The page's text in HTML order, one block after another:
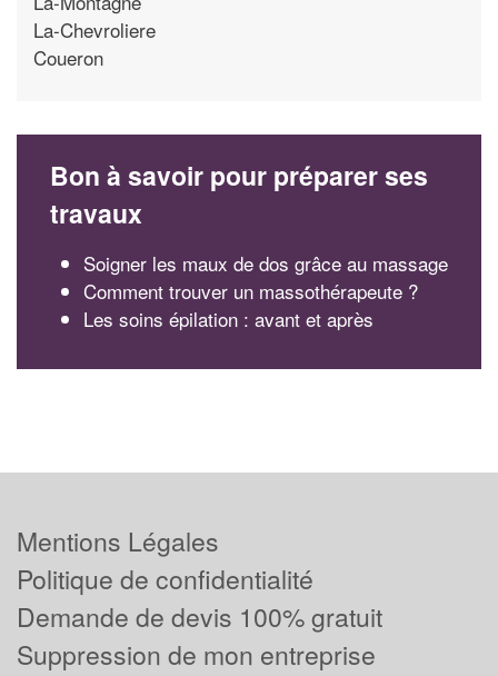
La-Chevroliere
Coueron
Bon à savoir pour préparer ses
travaux
Soigner les maux de dos grâce au massage
Comment trouver un massothérapeute ?
Les soins épilation : avant et après
Mentions Légales
Politique de confidentialité
Demande de devis 100% gratuit
Suppression de mon entreprise